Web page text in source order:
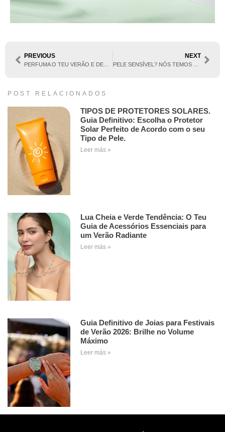
POST RELACIONADOS
TIPOS DE PROTETORES SOLARES.
Guia Definitivo: Escolha o Protetor
Solar Perfeito de Acordo com o seu
Tipo de Pele.
Leer más »
Lua Cheia e Verde Tendência: O Teu
Guia de Acessórios Essenciais para
um Verão Radiante
Leer más »
Guia Definitivo de Joias para Festivais
de Verão 2026: Brilhe no Volume
Máximo
Leer más »
PREVIOUS NEXT